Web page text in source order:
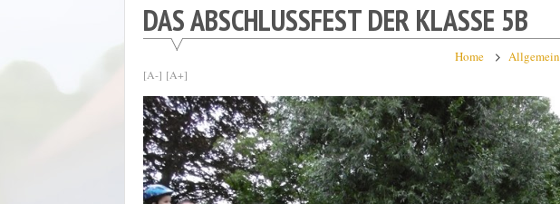
DAS ABSCHLUSSFEST DER KLASSE 5B
Home Allgemein
[A-] [A+]